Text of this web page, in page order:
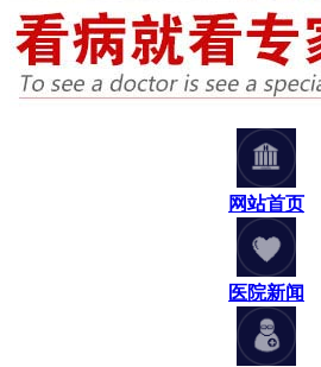
网站首页
医院新闻